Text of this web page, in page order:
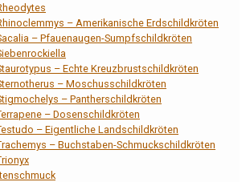
– Amerikanische Erdschildkröten
– Pfauenaugen-Sumpfschildkröten
– Echte Kreuzbrustschildkröten
– Moschusschildkröten
– Pantherschildkröten
– Dosenschildkröten
– Eigentliche Landschildkröten
– Buchstaben-Schmuckschildkröten